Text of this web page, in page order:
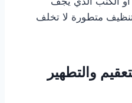
متطورة لا تخلف
والتطهير